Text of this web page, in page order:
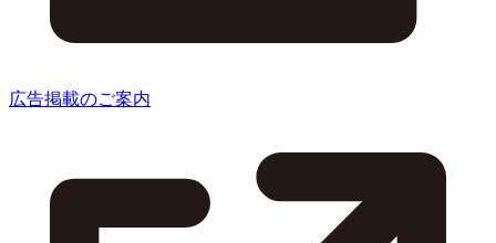
広告掲載のご案内